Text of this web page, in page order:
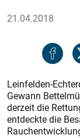
21.04.2018
Leinfelden-
Gewann
derzeit die
entdeckte die